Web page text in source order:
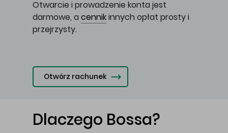
Otwarcie i prowadzenie konta jest
darmowe, a cennikinnych opłat prosty i
przejrzysty.
Otwórz rachunek
Dlaczego Bossa?